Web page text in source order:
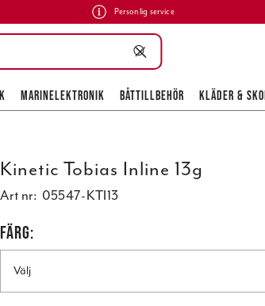
Personlig service
MARINELEKTRONIK BÅTTILLBEHÖR KLÄDER &
Kinetic Tobias Inline 13g
Art nr: 05547-KTI13
FÄRG:
Välj